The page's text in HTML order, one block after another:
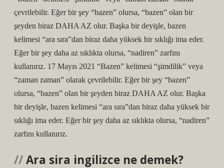
çevrilebilir. Eğer bir şey “bazen” olursa, “bazen” olan bir
şeyden biraz DAHA AZ olur. Başka bir deyişle, bazen
kelimesi “ara sıra”dan biraz daha yüksek bir sıklığı ima eder.
Eğer bir şey daha az sıklıkta olursa, “nadiren” zarfını
kullanırız. 17 Mayıs 2021 “Bazen” kelimesi “şimdilik” veya
“zaman zaman” olarak çevrilebilir. Eğer bir şey “bazen”
olursa, “bazen” olan bir şeyden biraz DAHA AZ olur. Başka
bir deyişle, bazen kelimesi “ara sıra”dan biraz daha yüksek bir
sıklığı ima eder. Eğer bir şey daha az sıklıkta olursa, “nadiren”
zarfını kullanırız.
Ara sira ingilizce ne demek?